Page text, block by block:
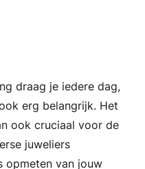
draag je iedere dag,
erg belangrijk. Het
ook cruciaal voor de
juweliers
opmeten van jouw